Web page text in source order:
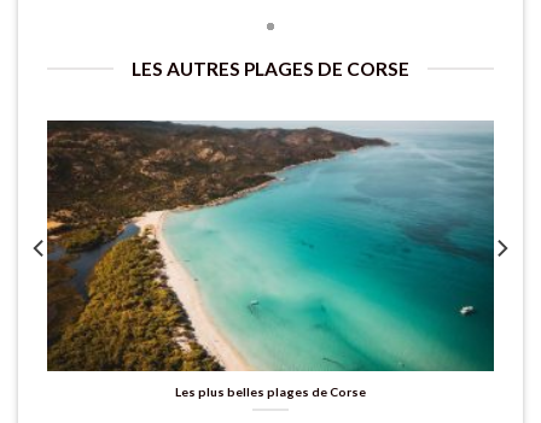
LES AUTRES PLAGES DE CORSE
Les plus belles plages de Corse